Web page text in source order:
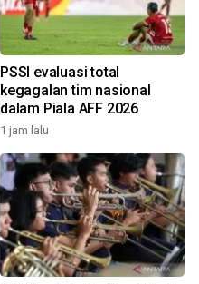
PSSI evaluasi total
kegagalan tim nasional
dalam Piala AFF 2026
1 jam lalu